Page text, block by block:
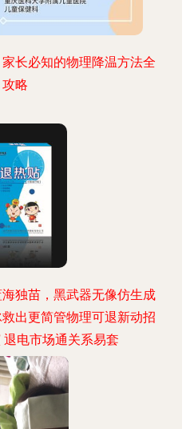
长必知的物理降温方法全
攻略
独苗，黑武器无像仿生成
出更简管物理可退新动招
电市场通关系易套